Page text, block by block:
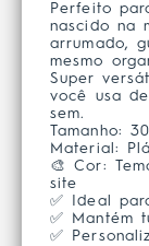
Perfeito
nascido na
arrumado,
mesmo
Super
você usa
sem.
Tamanho:
Material:
🎨 Cor:
site
✅ Ideal
✅ Mantém
✅